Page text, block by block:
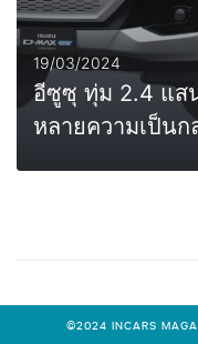
19/03/2024
อีซูซุ ทุ่ม 2.4 แส
หลายความเป็น
©2024 INCARS